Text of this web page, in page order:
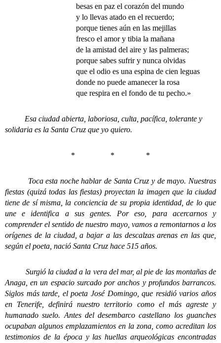
besas en paz el corazón del mundo
y lo llevas atado en el recuerdo;
porque tienes aún en las mejillas
fresco el amor y tibia la mañana
de la amistad del aire y las palmeras;
porque sabes sufrir y nunca olvidas
que el odio es una espina de cien leguas
donde no puede amanecer la rosa
que respira en el fondo de tu pecho.»
Esa ciudad abierta, laboriosa, culta, pacífica, tolerante y
solidaria es la Santa Cruz que yo quiero.
* * *
Toca esta noche hablar de Santa Cruz y de mayo. Nuestras
fiestas (quizá todas las fiestas) proyectan la imagen que la ciudad
tiene de sí misma, la conciencia de su propia identidad, de lo que
une e identifica a sus gentes. Por eso, para acercarnos y
comprender el sentido de nuestro mayo, vamos a remontarnos a los
orígenes de la ciudad, a bajar a las descalzas arenas en las que,
según el poeta, nació Santa Cruz hace 515 años.
Surgió la ciudad a la vera del mar, al pie de las montañas de
Anaga, en un espacio surcado por anchos y profundos barrancos.
Siglos más tarde, el poeta José Domingo, que residió varios años
en Tenerife, definirá nuestro territorio como el más agreste y
humanado suelo. Antes del desembarco castellano los guanches
ocupaban algunos emplazamientos en la zona, como acreditan los
testimonios de la época y las huellas arqueológicas encontradas